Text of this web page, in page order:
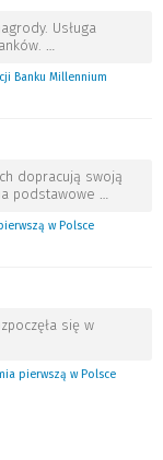
Usługa
…
Banku Millennium
dopracują swoją
podstawowe …
w Polsce
się w
pierwszą w Polsce